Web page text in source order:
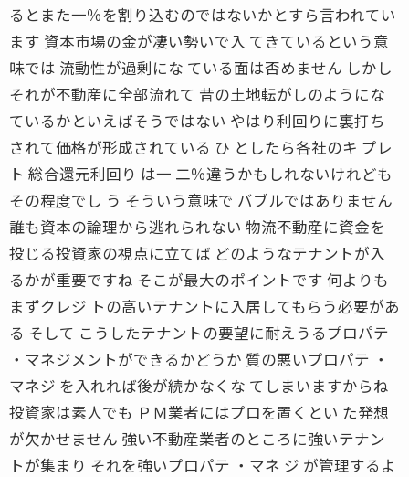
るとまた一％を割り込むのではないかとすら言われてい
ます 資本市場の金が凄い勢いで入 てきているという意
味では 流動性が過剰にな ている面は否めません しかし
それが不動産に全部流れて 昔の土地転がしのようにな
ているかといえばそうではない やはり利回りに裏打ち
されて価格が形成されている ひ としたら各社のキ プレ
ト 総合還元利回り は一 二％違うかもしれないけれども
その程度でし う そういう意味で バブルではありません
誰も資本の論理から逃れられない 物流不動産に資金を
投じる投資家の視点に立てば どのようなテナントが入
るかが重要ですね そこが最大のポイントです 何よりも
まずクレジ トの高いテナントに入居してもらう必要があ
る そして こうしたテナントの要望に耐えうるプロパテ
・マネジメントができるかどうか 質の悪いプロパテ ・
マネジ を入れれば後が続かなくな てしまいますからね
投資家は素人でも ＰＭ業者にはプロを置くとい た発想
が欠かせません 強い不動産業者のところに強いテナン
トが集まり それを強いプロパテ ・マネ ジ が管理するよ